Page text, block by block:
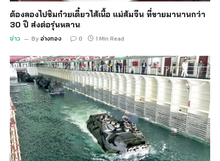
ต้องลองไปชิมก๋วยเตี๋ยวไส้เนื้อ แม่ส้มจีน ที่ขายมานานกว่า
30 ปี ส่งต่อรุ่นหลาน
ข่าว By อ่างทอง 0 1 Min Read